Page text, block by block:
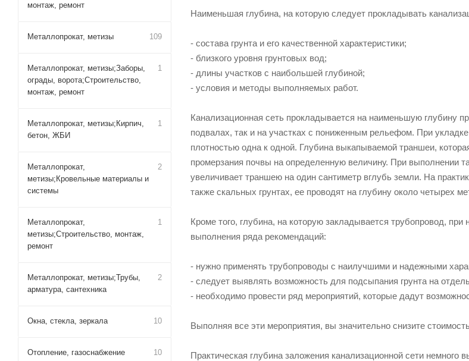
Наименьшая глубина, на которую следует прокладывать
- состава грунта и его качественной характеристики;
- близкого уровня грунтовых вод;
- длины участков с наибольшей глубиной;
- условия и методы выполняемых работ.
Канализационная сеть прокладывается на наименьшую глубину
подвалах, так и на участках с пониженным рельефом. При
плотностью одна к одной. Глубина выкапываемой траншеи,
промерзания почвы на определенную величину. При выполнении
увеличивает траншею на один сантиметр вглубь земли. На
также скальных грунтах, ее проводят на глубину около четырех
Кроме того, глубина, на которую закладывается трубопровод,
выполнения ряда рекомендаций:
- нужно применять трубопроводы с наилучшими и надежными
- следует выявлять возможность для подсыпания грунта на
- необходимо провести ряд мероприятий, которые дадут
Выполняя все эти мероприятия, вы значительно снизите
Практическая глубина заложения канализационной сети немного
монтаж, ремонт
Металлопрокат, метизы 109
Металлопрокат, метизы;Заборы,
ограды, ворота;Строительство,
монтаж, ремонт
1
Металлопрокат, метизы;Кирпич,
бетон, ЖБИ
1
Металлопрокат,
метизы;Кровельные материалы и
системы
2
Металлопрокат,
метизы;Строительство, монтаж,
ремонт
1
Металлопрокат, метизы;Трубы,
арматура, сантехника
2
Окна, стекла, зеркала 10
Отопление, газоснабжение 10